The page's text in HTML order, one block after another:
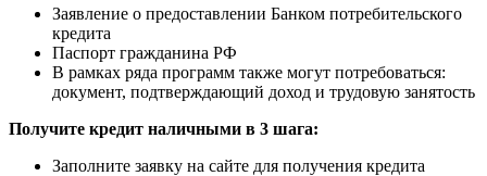
Заявление о предоставлении Банком потребительского
кредита
Паспорт гражданина РФ
В рамках ряда программ также могут потребоваться:
документ, подтверждающий доход и трудовую занятость
Получите кредит наличными в 3 шага:
Заполните заявку на сайте для получения кредита